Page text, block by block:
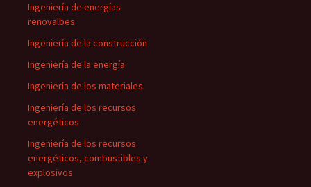
Ingeniería de energías
renovalbes
Ingeniería de la construcción
Ingeniería de la energía
Ingeniería de los materiales
Ingeniería de los recursos
energéticos
Ingeniería de los recursos
energéticos, combustibles y
explosivos